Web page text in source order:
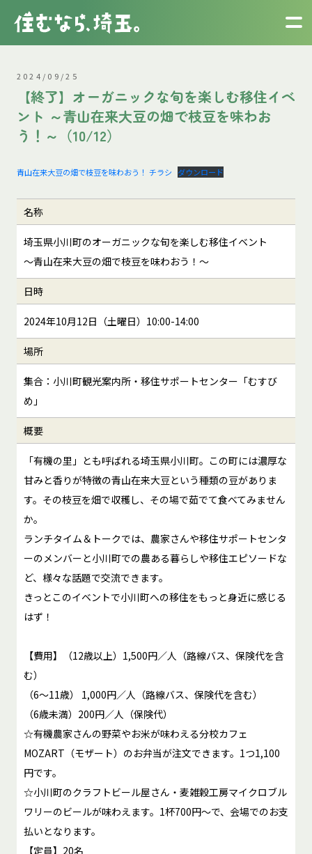
2024/09/25
【終了】オーガニックな旬を楽しむ移住イベ
ント ～青山在来大豆の畑で枝豆を味わお
う！～（10/12）
青山在来大豆の畑で枝豆を味わおう！ チラシ ダウンロード
名称
埼玉県小川町のオーガニックな旬を楽しむ移住イベント
～青山在来大豆の畑で枝豆を味わおう！～
日時
2024年10月12日（土曜日）10:00-14:00
場所
集合：小川町観光案内所・移住サポートセンター「むすび
め」
概要
「有機の里」とも呼ばれる埼玉県小川町。この町には濃厚な
甘みと香りが特徴の青山在来大豆という種類の豆がありま
す。その枝豆を畑で収穫し、その場で茹でて食べてみません
か。
ランチタイム＆トークでは、農家さんや移住サポートセンタ
ーのメンバーと小川町での農ある暮らしや移住エピソードな
ど、様々な話題で交流できます。
きっとこのイベントで小川町への移住をもっと身近に感じる
はず！
【費用】（12歳以上）1,500円／人（路線バス、保険代を含
む）
（6～11歳） 1,000円／人（路線バス、保険代を含む）
（6歳未満）200円／人（保険代）
☆有機農家さんの野菜やお米が味わえる分校カフェ
MOZART（モザート）のお弁当が注文できます。1つ1,100
円です。
☆小川町のクラフトビール屋さん・麦雑穀工房マイクロブル
ワリーのビールが味わえます。1杯700円～で、会場でのお支
払いとなります。
【定員】20名